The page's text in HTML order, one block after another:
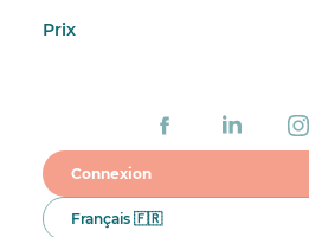
Prix
Connexion
Français 🇫🇷